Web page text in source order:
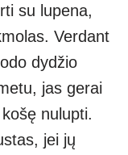
su lupena,
Verdant
dydžio
jas gerai
nulupti.
jei jų